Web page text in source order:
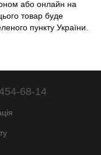
або онлайн на
товар буде
пункту України.
68-14